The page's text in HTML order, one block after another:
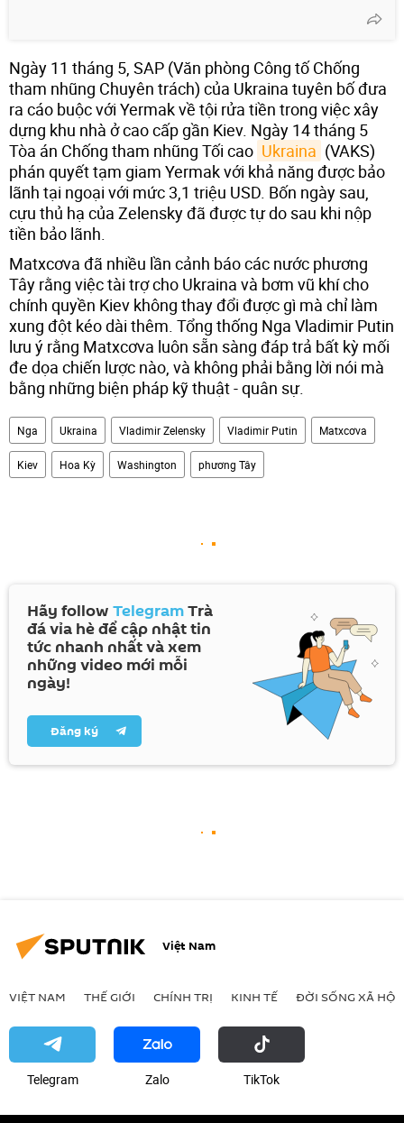
Ngày 11 tháng 5, SAP (Văn phòng Công tố Chống
tham nhũng Chuyên trách) của Ukraina tuyên bố đưa
ra cáo buộc với Yermak về tội rửa tiền trong việc xây
dựng khu nhà ở cao cấp gần Kiev. Ngày 14 tháng 5
Tòa án Chống tham nhũng Tối cao Ukraina (VAKS)
phán quyết tạm giam Yermak với khả năng được bảo
lãnh tại ngoại với mức 3,1 triệu USD. Bốn ngày sau,
cựu thủ hạ của Zelensky đã được tự do sau khi nộp
tiền bảo lãnh.
Matxcơva đã nhiều lần cảnh báo các nước phương
Tây rằng việc tài trợ cho Ukraina và bơm vũ khí cho
chính quyền Kiev không thay đổi được gì mà chỉ làm
xung đột kéo dài thêm. Tổng thống Nga Vladimir Putin
lưu ý rằng Matxcơva luôn sẵn sàng đáp trả bất kỳ mối
đe dọa chiến lược nào, và không phải bằng lời nói mà
bằng những biện pháp kỹ thuật - quân sự.
Nga Ukraina Vladimir Zelensky Vladimir Putin Matxcơva
Kiev Hoa Kỳ Washington phương Tây
Hãy follow TelegramTrà
đá vỉa hè để cập nhật tin
tức nhanh nhất và xem
những video mới mỗi
ngày!
Đăng ký
Việt Nam
VIỆT NAM THẾ GIỚI CHÍNH TRỊ KINH TẾ ĐỜI SỐNG XÃ HỘI
Telegram Zalo ТikТоk